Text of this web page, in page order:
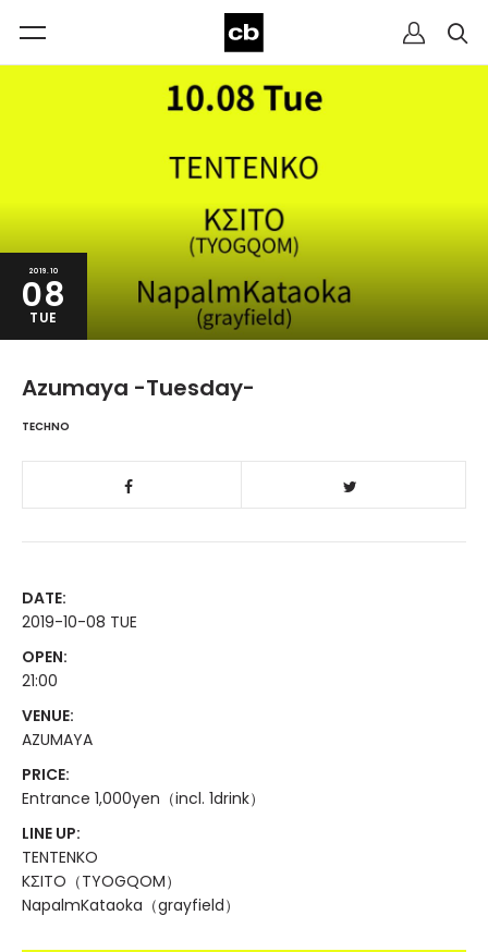
2019.10
08
TUE
Azumaya -Tuesday-
TECHNO
DATE:
2019-10-08 TUE
OPEN:
21:00
VENUE:
AZUMAYA
PRICE:
Entrance 1,000yen（incl. 1drink）
LINE UP:
TENTENKO
KΣITO（TYOGQOM）
NapalmKataoka（grayfield）